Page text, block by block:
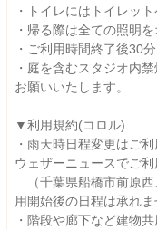
・トイレにはトイレッ
・帰る際は全ての照明
・ご利用時間終了後30
・庭を含むスタジオ内
お願いいたします。
▼利用規約(コロル)
・雨天時日程変更はご
ウェザーニュースでご
（千葉県船橋市前原西
用開始後の日程は承れま
・階段や廊下など建物